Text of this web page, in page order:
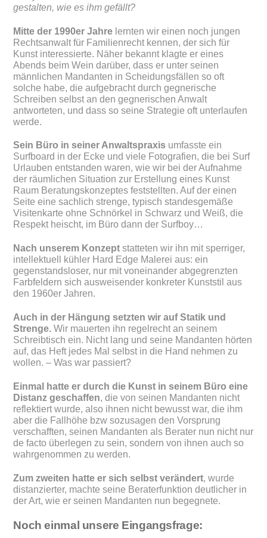
gestalten, wie es ihm gefällt?
Mitte der 1990er Jahre lernten wir einen noch jungen
Rechtsanwalt für Familienrecht kennen, der sich für
Kunst interessierte. Näher bekannt klagte er eines
Abends beim Wein darüber, dass er unter seinen
männlichen Mandanten in Scheidungsfällen so oft
solche habe, die aufgebracht durch gegnerische
Schreiben selbst an den gegnerischen Anwalt
antworteten, und dass so seine Strategie oft unterlaufen
werde.
Sein Büro in seiner Anwaltspraxis umfasste ein
Surfboard in der Ecke und viele Fotografien, die bei Surf
Urlauben entstanden waren, wie wir bei der Aufnahme
der räumlichen Situation zur Erstellung eines Kunst
Raum Beratungskonzeptes feststellten. Auf der einen
Seite eine sachlich strenge, typisch standesgemäße
Visitenkarte ohne Schnörkel in Schwarz und Weiß, die
Respekt heischt, im Büro dann der Surfboy…
Nach unserem Konzept statteten wir ihn mit sperriger,
intellektuell kühler Hard Edge Malerei aus: ein
gegenstandsloser, nur mit voneinander abgegrenzten
Farbfeldern sich ausweisender konkreter Kunststil aus
den 1960er Jahren.
Auch in der Hängung setzten wir auf Statik und
Strenge. Wir mauerten ihn regelrecht an seinem
Schreibtisch ein. Nicht lang und seine Mandanten hörten
auf, das Heft jedes Mal selbst in die Hand nehmen zu
wollen. – Was war passiert?
Einmal hatte er durch die Kunst in seinem Büro eine
Distanz geschaffen, die von seinen Mandanten nicht
reflektiert wurde, also ihnen nicht bewusst war, die ihm
aber die Fallhöhe bzw sozusagen den Vorsprung
verschafften, seinen Mandanten als Berater nun nicht nur
de facto überlegen zu sein, sondern von ihnen auch so
wahrgenommen zu werden.
Zum zweiten hatte er sich selbst verändert, wurde
distanzierter, machte seine Beraterfunktion deutlicher in
der Art, wie er seinen Mandanten nun begegnete.
Noch einmal unsere Eingangsfrage: